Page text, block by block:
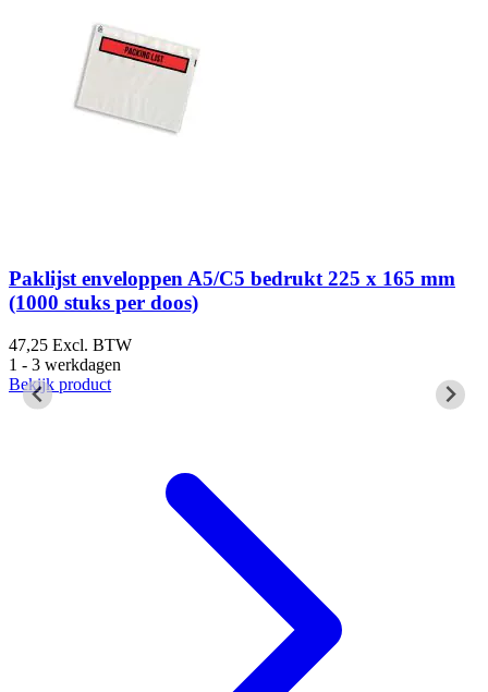
Paklijst enveloppen A5/C5 bedrukt 225 x 165 mm
(1000 stuks per doos)
47,25 Excl. BTW
1 - 3 werkdagen
Bekijk product